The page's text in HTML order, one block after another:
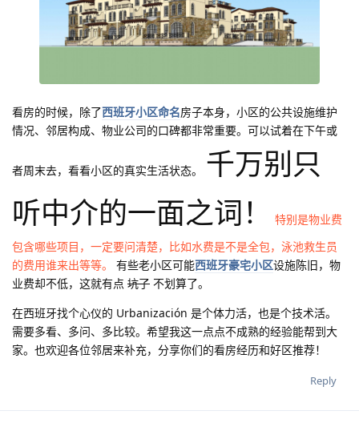
看房的时候，除了西班牙小区命名房子本身，小区的公共设施维护
情况、邻居构成、物业公司的口碑都非常重要。可以试着在下午或
者周末去，看看小区的真实生活状态。 千万别只
听中介的一面之词！
特别是物业费
包含哪些项目，一定要问清楚，比如水费是不是全包，泳池救生员
的费用谁来出等等。
有些老小区可能西班牙豪宅小区设施陈旧，物
业费却不低，这就有点 坑了 不划算了。
在西班牙找个心仪的 Urbanización 是个体力活，也是个技术活。
需要多看、多问、多比较。希望我这一点点不成熟的经验能帮到大
家。也欢迎各位邻居来补充，分享你们的看房经历和好区推荐！
Reply